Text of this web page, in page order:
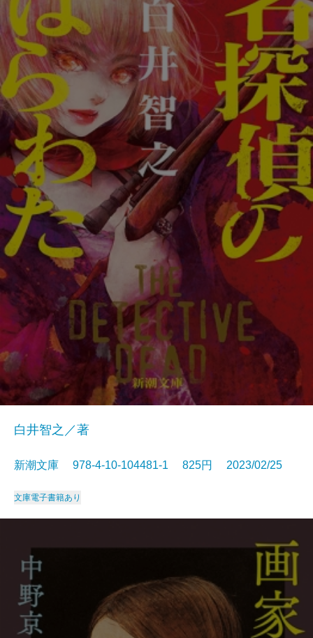
白井智之／著
新潮文庫 978-4-10-104481-1 825円 2023/02/25
文庫電子書籍あり